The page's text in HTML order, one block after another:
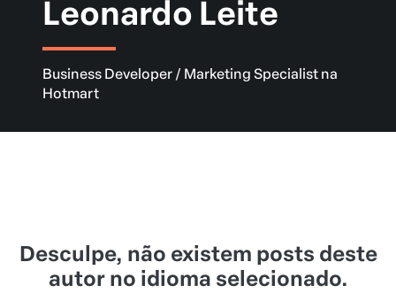
Leonardo Leite
Business Developer / Marketing Specialist na
Hotmart
Desculpe, não existem posts deste
autor no idioma selecionado.